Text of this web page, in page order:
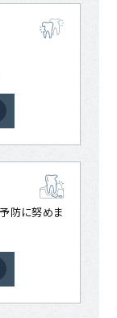
防に努めま